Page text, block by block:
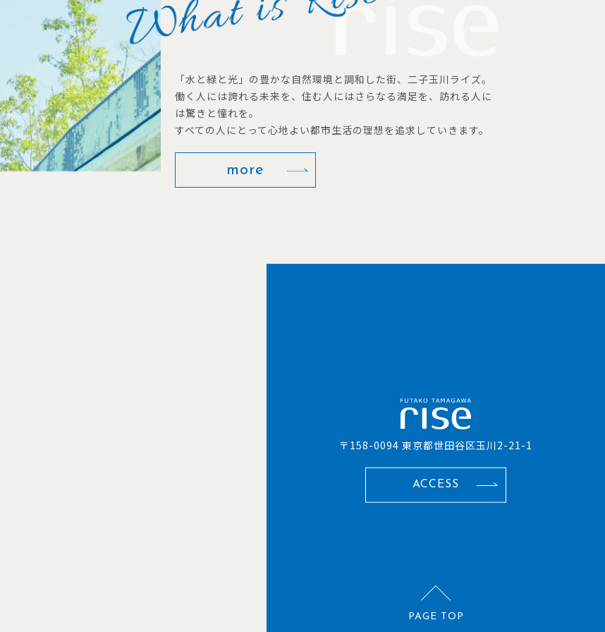
「水と緑と光」の豊かな自然環境と調和した街、二子玉川ライズ。
働く人には誇れる未来を、住む人にはさらなる満足を、訪れる人に
は驚きと憧れを。
すべての人にとって心地よい都市生活の理想を追求していきます。
more
〒158-0094 東京都世田谷区玉川2-21-1
ACCESS
PAGE TOP